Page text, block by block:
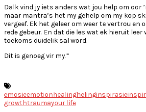
Dalk vind jy iets anders wat jou help om oor
maar mantra’s het my gehelp om my kop
vergeef. Ek het geleer om weer te vertrou en
rede gebeur. En dat die les wat ek hieruit leer
toekoms duidelik sal word.
Dit is genoeg vir my.”
emosieemotionhealinghelinginspirasie
growthtraumayour life